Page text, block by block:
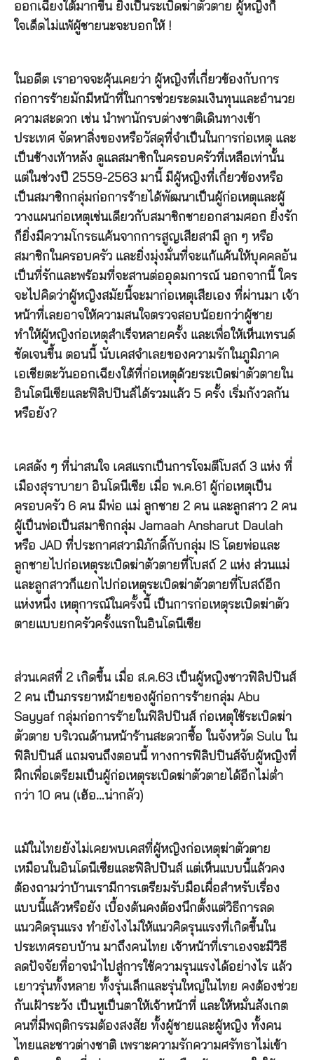
ออกเฉียงใต้มากขึ้น ยิ่งเป็นระเบิดฆ่าตัวตาย ผู้หญิงก็
ใจเด็ดไม่แพ้ผู้ชายนะจะบอกให้ !
ในอดีต เราอาจจะคุ้นเคยว่า ผู้หญิงที่เกี่ยวข้องกับการ
ก่อการร้ายมักมีหน้าที่ในการช่วยระดมเงินทุนและอำนวย
ความสะดวก เช่น นำพานักรบต่างชาติเดินทางเข้า
ประเทศ จัดหาสิ่งของหรือวัสดุที่จำเป็นในการก่อเหตุ และ
เป็นช้างเท้าหลัง ดูแลสมาชิกในครอบครัวที่เหลือเท่านั้น
แต่ในช่วงปี 2559-2563 มานี้ มีผู้หญิงที่เกี่ยวข้องหรือ
เป็นสมาชิกกลุ่มก่อการร้ายได้พัฒนาเป็นผู้ก่อเหตุและผู้
วางแผนก่อเหตุเช่นเดียวกับสมาชิกชายอกสามศอก ยิ่งรัก
ก็ยิ่งมีความโกรธแค้นจากการสูญเสียสามี ลูก ๆ หรือ
สมาชิกในครอบครัว และยิ่งมุ่งมั่นที่จะแก้แค้นให้บุคคลอัน
เป็นที่รักและพร้อมที่จะสานต่ออุดมการณ์ นอกจากนี้ ใคร
จะไปคิดว่าผู้หญิงสมัยนี้จะมาก่อเหตุเสียเอง ที่ผ่านมา เจ้า
หน้าที่เลยอาจให้ความสนใจตรวจสอบน้อยกว่าผู้ชาย
ทำให้ผู้หญิงก่อเหตุสำเร็จหลายครั้ง และเพื่อให้เห็นเทรนด์
ชัดเจนขึ้น ตอนนี้ นับเคสจำเลยของความรักในภูมิภาค
เอเชียตะวันออกเฉียงใต้ที่ก่อเหตุด้วยระเบิดฆ่าตัวตายใน
อินโดนีเซียและฟิลิปปินส์ได้รวมแล้ว 5 ครั้ง เริ่มกังวลกัน
หรือยัง?
เคสดัง ๆ ที่น่าสนใจ เคสแรกเป็นการโจมตีโบสถ์ 3 แห่ง ที่
เมืองสุราบายา อินโดนีเซีย เมื่อ พ.ค.61 ผู้ก่อเหตุเป็น
ครอบครัว 6 คน มีพ่อ แม่ ลูกชาย 2 คน และลูกสาว 2 คน
ผู้เป็นพ่อเป็นสมาชิกกลุ่ม Jamaah Ansharut Daulah
หรือ JAD ที่ประกาศสวามิภักดิ์กับกลุ่ม IS โดยพ่อและ
ลูกชายไปก่อเหตุระเบิดฆ่าตัวตายที่โบสถ์ 2 แห่ง ส่วนแม่
และลูกสาวก็แยกไปก่อเหตุระเบิดฆ่าตัวตายที่โบสถ์อีก
แห่งหนึ่ง เหตุการณ์ในครั้งนี้ เป็นการก่อเหตุระเบิดฆ่าตัว
ตายแบบยกครัวครั้งแรกในอินโดนีเซีย
ส่วนเคสที่ 2 เกิดขึ้น เมื่อ ส.ค.63 เป็นผู้หญิงชาวฟิลิปปินส์
2 คน เป็นภรรยาหม้ายของผู้ก่อการร้ายกลุ่ม Abu
Sayyaf กลุ่มก่อการร้ายในฟิลิปปินส์ ก่อเหตุใช้ระเบิดฆ่า
ตัวตาย บริเวณด้านหน้าร้านสะดวกซื้อ ในจังหวัด Sulu ใน
ฟิลิปปินส์ แถมจนถึงตอนนี้ ทางการฟิลิปปินส์จับผู้หญิงที่
ฝึกเพื่อเตรียมเป็นผู้ก่อเหตุระเบิดฆ่าตัวตายได้อีกไม่ต่ำ
กว่า 10 คน (เฮ้อ…น่ากลัว)
แม้ในไทยยังไม่เคยพบเคสที่ผู้หญิงก่อเหตุฆ่าตัวตาย
เหมือนในอินโดนีเซียและฟิลิปปินส์ แต่เห็นแบบนี้แล้วคง
ต้องถามว่าบ้านเรามีการเตรียมรับมือเผื่อสำหรับเรื่อง
แบบนี้แล้วหรือยัง เบื้องต้นคงต้องนึกตั้งแต่วิธีการลด
แนวคิดรุนแรง ทำยังไงไม่ให้แนวคิดรุนแรงที่เกิดขึ้นใน
ประเทศรอบบ้าน มาถึงคนไทย เจ้าหน้าที่เราเองจะมีวิธี
ลดปัจจัยที่อาจนำไปสู่การใช้ความรุนแรงได้อย่างไร แล้ว
เยาวรุ่นทั้งหลาย ทั้งรุ่นเล็กและรุ่นใหญ่ในไทย คงต้องช่วย
กันเฝ้าระวัง เป็นหูเป็นตาให้เจ้าหน้าที่ และให้หมั่นสังเกต
คนที่มีพฤติกรรมต้องสงสัย ทั้งผู้ชายและผู้หญิง ทั้งคน
ไทยและชาวต่างชาติ เพราะความรักความศรัทธาไม่เข้า